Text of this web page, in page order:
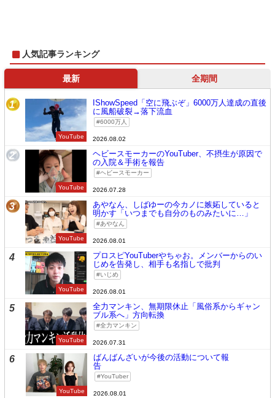
人気記事ランキング
最新 全期間
1
YouTube
IShowSpeed「空に飛ぶぞ」6000万人達成の直後
に風船破裂→落下流血
6000万人
2026.08.02
2
YouTube
ヘビースモーカーのYouTuber、不摂生が原因で
の入院＆手術を報告
ヘビースモーカー
2026.07.28
3
YouTube
あやなん、しばゆーの今カノに嫉妬していると
明かす「いつまでも自分のものみたいに…」
あやなん
2026.08.01
4
YouTube
プロスピYouTuberやちゃお。メンバーからのい
じめを告発し、相手も名指しで批判
いじめ
2026.08.01
5
YouTube
全力マンキン、無期限休止「風俗系からギャン
ブル系へ」方向転換
全力マンキン
2026.07.31
6
YouTube
ばんばんざいが今後の活動について報
告
YouTuber
2026.08.01